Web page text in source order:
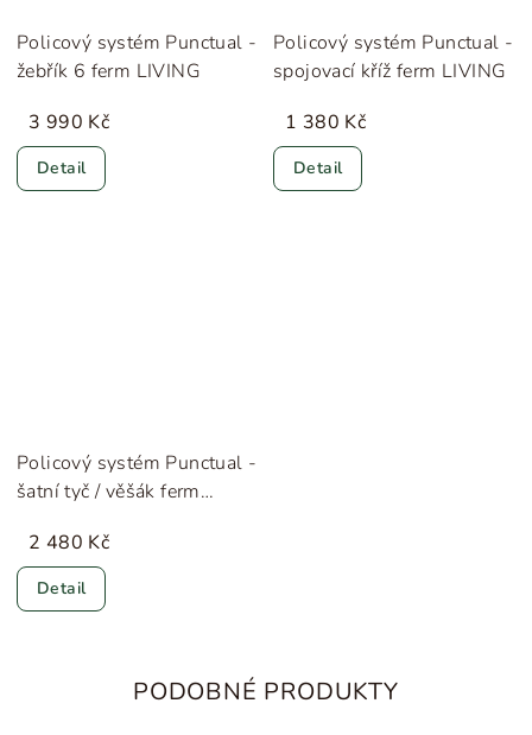
Policový systém Punctual -
žebřík 6 ferm LIVING
3 990 Kč
Detail
Policový systém Punctual -
spojovací kříž ferm LIVING
1 380 Kč
Detail
Policový systém Punctual -
šatní tyč / věšák ferm
2 480 Kč
Detail
PODOBNÉ PRODUKTY